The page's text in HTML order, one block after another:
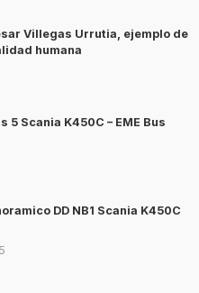
Villegas Urrutia, ejemplo de
humana
5 Scania K450C – EME Bus
DD NB1 Scania K450C